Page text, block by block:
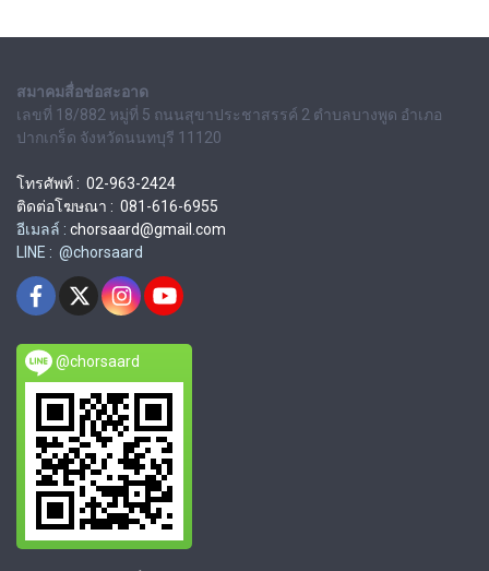
สมาคมสื่อช่อสะอาด
เลขที่ 18/882 หมู่ที่ 5 ถนนสุขาประชาสรรค์ 2 ตำบลบางพูด อำเภอ
ปากเกร็ด จังหวัดนนทบุรี 11120
โทรศัพท์ : 02-963-2424
ติดต่อโฆษณา : 081-616-6955
อีเมลล์ : chorsaard@gmail.com
LINE : @chorsaard
@chorsaard